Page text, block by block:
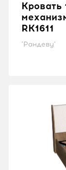
Кровать
RK1611
"Рандеву"